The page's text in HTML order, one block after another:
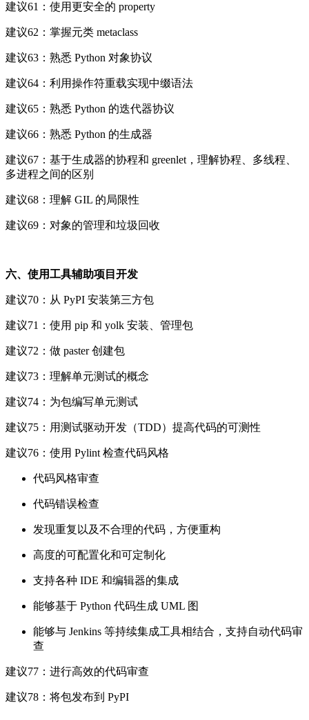
建议61：使用更安全的 property
建议62：掌握元类 metaclass
建议63：熟悉 Python 对象协议
建议64：利用操作符重载实现中缀语法
建议65：熟悉 Python 的迭代器协议
建议66：熟悉 Python 的生成器
建议67：基于生成器的协程和 greenlet，理解协程、多线程、
多进程之间的区别
建议68：理解 GIL 的局限性
建议69：对象的管理和垃圾回收
六、使用工具辅助项目开发
建议70：从 PyPI 安装第三方包
建议71：使用 pip 和 yolk 安装、管理包
建议72：做 paster 创建包
建议73：理解单元测试的概念
建议74：为包编写单元测试
建议75：用测试驱动开发（TDD）提高代码的可测性
建议76：使用 Pylint 检查代码风格
代码风格审查
代码错误检查
发现重复以及不合理的代码，方便重构
高度的可配置化和可定制化
支持各种 IDE 和编辑器的集成
能够基于 Python 代码生成 UML 图
能够与 Jenkins 等持续集成工具相结合，支持自动代码审
查
建议77：进行高效的代码审查
建议78：将包发布到 PyPI